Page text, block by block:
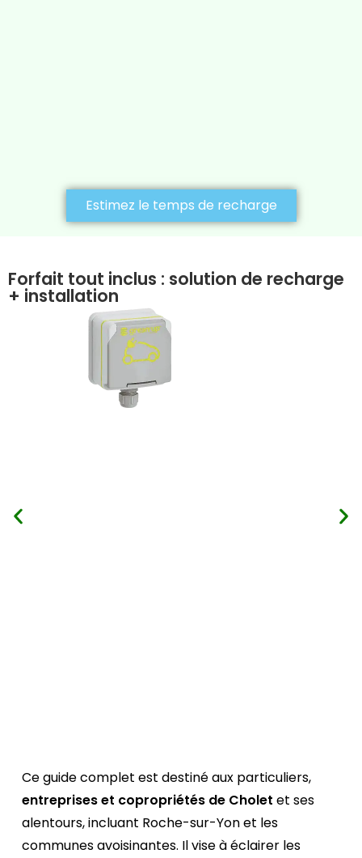
Estimez le temps de recharge
Forfait tout inclus : solution de recharge
+ installation
Ce guide complet est destiné aux particuliers,
entreprises et copropriétés de Cholet et ses
alentours, incluant Roche-sur-Yon et les
communes avoisinantes. Il vise à éclairer les